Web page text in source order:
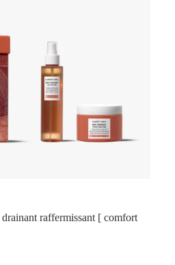
raffermissant [ comfort